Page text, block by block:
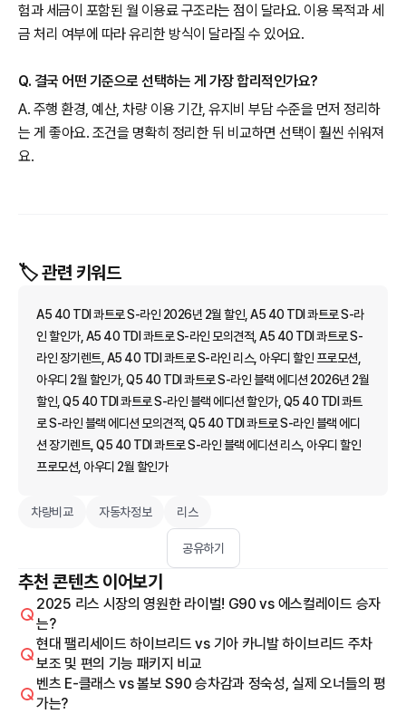
험과 세금이 포함된 월 이용료 구조라는 점이 달라요. 이용 목적과 세
금 처리 여부에 따라 유리한 방식이 달라질 수 있어요.
Q. 결국 어떤 기준으로 선택하는 게 가장 합리적인가요?
A. 주행 환경, 예산, 차량 이용 기간, 유지비 부담 수준을 먼저 정리하
는 게 좋아요. 조건을 명확히 정리한 뒤 비교하면 선택이 훨씬 쉬워져
요.
🏷️ 관련 키워드
A5 40 TDI 콰트로 S-라인 2026년 2월 할인, A5 40 TDI 콰트로 S-라
인 할인가, A5 40 TDI 콰트로 S-라인 모의견적, A5 40 TDI 콰트로 S-
라인 장기렌트, A5 40 TDI 콰트로 S-라인 리스, 아우디 할인 프로모션,
아우디 2월 할인가, Q5 40 TDI 콰트로 S-라인 블랙 에디션 2026년 2월
할인, Q5 40 TDI 콰트로 S-라인 블랙 에디션 할인가, Q5 40 TDI 콰트
로 S-라인 블랙 에디션 모의견적, Q5 40 TDI 콰트로 S-라인 블랙 에디
션 장기렌트, Q5 40 TDI 콰트로 S-라인 블랙 에디션 리스, 아우디 할인
프로모션, 아우디 2월 할인가
차량비교 자동차정보 리스
공유하기
추천 콘텐츠 이어보기
2025 리스 시장의 영원한 라이벌! G90 vs 에스컬레이드 승자
는?
현대 팰리세이드 하이브리드 vs 기아 카니발 하이브리드 주차
보조 및 편의 기능 패키지 비교
벤츠 E-클래스 vs 볼보 S90 승차감과 정숙성, 실제 오너들의 평
가는?